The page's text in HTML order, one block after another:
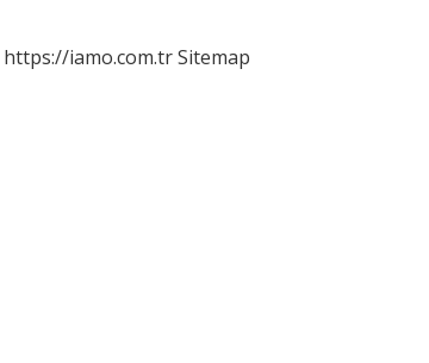
https://iamo.com.trSitemap